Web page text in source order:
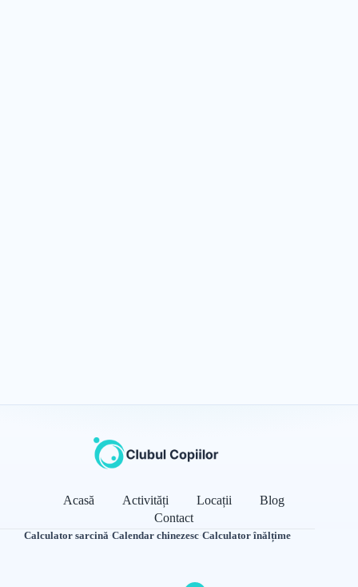
Acasă Activități Locații
Blog
Contact
Calculator sarcină·Calendar chinezesc·Calculator înălțime